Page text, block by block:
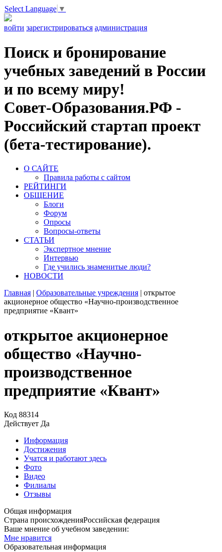
Select Language ▼
войти зарегистрироваться администрация
Поиск и бронирование
учебных заведений в России
и по всему миру!
Совет-Образования.РФ -
Российский стартап проект
(бета-тестирование).
О САЙТЕ
Правила работы с сайтом
РЕЙТИНГИ
ОБЩЕНИЕ
Блоги
Форум
Опросы
Вопросы-ответы
СТАТЬИ
Экспертное мнение
Интервью
Где учились знаменитые люди?
НОВОСТИ
Главная | Образовательные учреждения | открытое
акционерное общество «Научно-производственное
предприятие «Квант»
открытое акционерное
общество «Научно-
производственное
предприятие «Квант»
Код 88314
Действует Да
Информация
Достижения
Учатся и работают здесь
Фото
Видео
Филиалы
Отзывы
Общая информация
Страна происхожденияРоссийская федерация
Ваше мнение об учебном заведении:
Мне нравится
Образовательная информация